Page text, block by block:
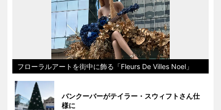
フローラルアートを街中に飾る「Fleurs De Villes Noel」
バンクーバーがテイラー・スウィフトさん仕
様に